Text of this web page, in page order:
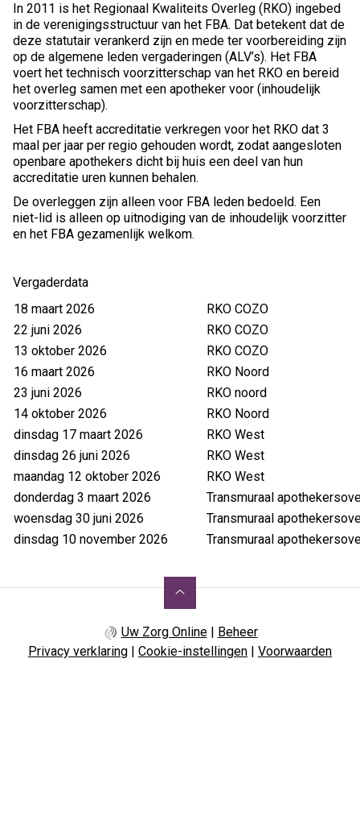
In 2011 is het Regionaal Kwaliteits Overleg (RKO) ingebed
in de verenigingsstructuur van het FBA. Dat betekent dat de
deze statutair verankerd zijn en mede ter voorbereiding zijn
op de algemene leden vergaderingen (ALV’s). Het FBA
voert het technisch voorzitterschap van het RKO en bereid
het overleg samen met een apotheker voor (inhoudelijk
voorzitterschap).
Het FBA heeft accreditatie verkregen voor het RKO dat 3
maal per jaar per regio gehouden wordt, zodat aangesloten
openbare apothekers dicht bij huis een deel van hun
accreditatie uren kunnen behalen.
De overleggen zijn alleen voor FBA leden bedoeld. Een
niet-lid is alleen op uitnodiging van de inhoudelijk voorzitter
en het FBA gezamenlijk welkom.
Vergaderdata
18 maart 2026
RKO COZO
22 juni 2026
RKO COZO
13 oktober 2026
RKO COZO
16 maart 2026
RKO Noord
23 juni 2026
RKO noord
14 oktober 2026
RKO Noord
dinsdag 17 maart 2026
RKO West
dinsdag 26 juni 2026
RKO West
maandag 12 oktober 2026
RKO West
donderdag 3 maart 2026
Transmuraal
woensdag 30 juni 2026
Transmuraal
dinsdag 10 november 2026
Transmuraal
Uw Zorg Online| Beheer
Privacy verklaring | Cookie-instellingen | Voorwaarden